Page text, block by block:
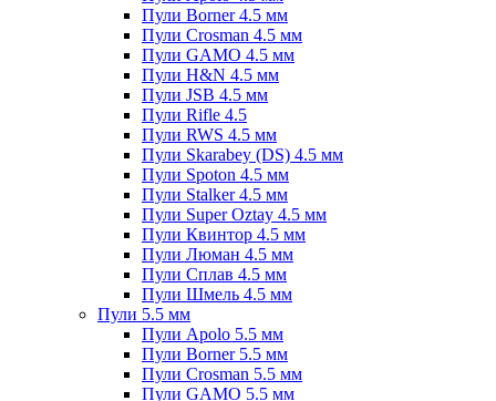
Пули Borner 4.5 мм
Пули Crosman 4.5 мм
Пули GAMO 4.5 мм
Пули H&N 4.5 мм
Пули JSB 4.5 мм
Пули Rifle 4.5
Пули RWS 4.5 мм
Пули Skarabey (DS) 4.5 мм
Пули Spoton 4.5 мм
Пули Stalker 4.5 мм
Пули Super Oztay 4.5 мм
Пули Квинтор 4.5 мм
Пули Люман 4.5 мм
Пули Сплав 4.5 мм
Пули Шмель 4.5 мм
Пули 5.5 мм
Пули Apolo 5.5 мм
Пули Borner 5.5 мм
Пули Crosman 5.5 мм
Пули GAMO 5.5 мм